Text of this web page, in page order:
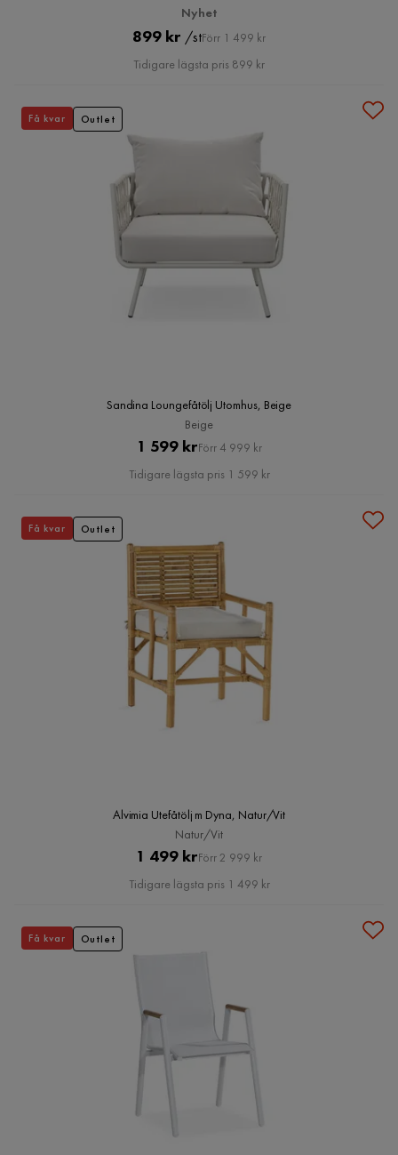
Nyhet
Pris
899 kr /stOriginal
Pris
Förr 1 499 kr
Tidigare lägsta pris 899 kr
Sandina Loungefåtölj Utomhus, Beige
Beige
Pris
1 599 krOriginal
Pris
Förr 4 999 kr
Tidigare lägsta pris 1 599 kr
Få kvar Outlet
Alvimia Utefåtölj m Dyna, Natur/Vit
Natur/Vit
Pris
1 499 krOriginal
Pris
Förr 2 999 kr
Tidigare lägsta pris 1 499 kr
Få kvar Outlet
Få kvar Outlet